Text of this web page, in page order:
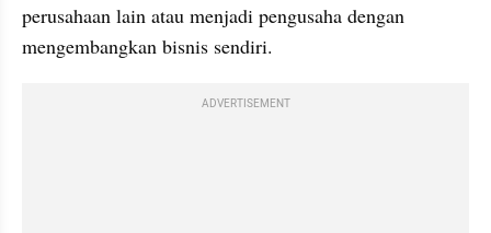
perusahaan lain atau menjadi pengusaha dengan
mengembangkan bisnis sendiri.
ADVERTISEMENT